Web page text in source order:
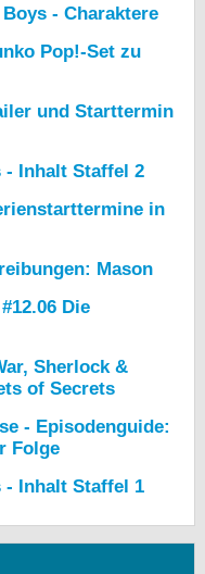
- Charaktere
Pop!-Set zu
und Starttermin
- Inhalt Staffel 2
in
Mason
Die
Sherlock &
of Secrets
- Episodenguide:
Folge
- Inhalt Staffel 1